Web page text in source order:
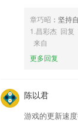
6,大家都爱看的才是
国际版的游戏
1.提高你的文学素养
3.这儿就可以开展小游
4.单词学习：收录人
章巧昭 ：坚持
1.昌彩杰 回复
来自
更多回复
陈以君
游戏的更新速